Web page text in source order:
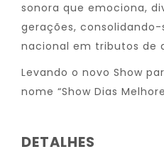
sonora que emociona,
gerações,
nacional em tributos de
Levando o novo Show
nome “Show Dias
DETALHES